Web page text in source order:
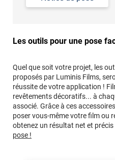
Les outils pour une pose
Quel que soit votre projet, les
proposés par Luminis Films,
réussite de votre application !
revêtements décoratifs... à
associé. Grâce à ces
poser vous-même votre film ou
obtenez un résultat net et
pose !